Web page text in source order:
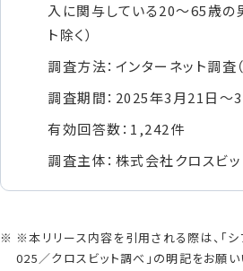
入に関与している20～65歳の
ト除く）
調査方法：インターネット調査
調査期間：2025年3月21日〜
有効回答数：1,242件
調査主体：株式会社クロスビッ
※本リリース内容を引用される際は、「
025​／クロスビット調べ」の明記をお願い